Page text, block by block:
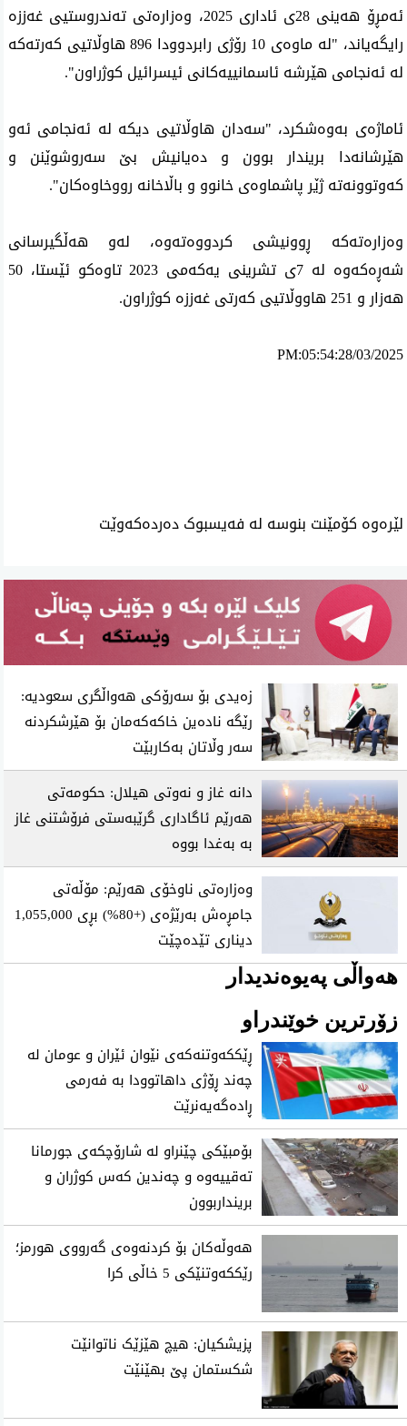
ئەمڕۆ هه‌ینی 28ی ئاداری 2025، وه‌زاره‌تی ته‌ندروستیی غه‌ززه‌
رایگه‌یاند، "لە ماوەی 10 رۆژی رابردوودا 896 هاوڵاتیی كه‌رته‌كه‌
له‌ ئه‌نجامی هێرشه‌ ئاسمانییه‌كانی ئیسرائیل كوژراون".
ئاماژه‌ی به‌وه‌شكرد، "سه‌دان هاوڵاتیی دیكه‌ له‌ ئه‌نجامی ئه‌و
هێرشانه‌دا بریندار بوون و ده‌یانیش بێ سەروشوێنن و
كه‌وتوونه‌ته‌ ژێر پاشماوه‌ی خانوو و باڵاخانه‌ رووخاوه‌كان".
وه‌زاره‌ته‌كه‌ ڕوونیشی كردووه‌ته‌وه‌، له‌و هه‌ڵگیرسانی
شه‌ڕه‌كه‌وە له‌ 7ی تشرینی یەکەمی 2023 تاوه‌كو ئێستا، 50
هه‌زار و 251 هاووڵاتیی كه‌رتی غه‌ززه‌ كوژراون.
PM:05:54:28/03/2025
لێرەوە کۆمێنت بنوسە لە فەیسبوک دەردەکەوێت
زەیدی بۆ سەرۆکی هەواڵگری سعودیە:
رێگە نادەین خاکەکەمان بۆ هێرشکردنە
سەر وڵاتان بەکاربێت
دانە غاز و نەوتی هیلال: حکومەتی
هەرێم ئاگاداری گرێبەستی فرۆشتنی غاز
بە بەغدا بووە
وەزارەتی ناوخۆی هەرێم: مۆڵەتی
جامڕەش بەرێژەی (+80%) بڕی 1,055,000
دیناری تێدەچێت
هەواڵی پەیوەندیدار
زۆرترین خوێندراو
ڕێککەوتنەکەی نێوان ئێران و عومان لە
چەند ڕۆژی داهاتوودا بە فەرمی
ڕادەگەیەنرێت
بۆمبێکی چێنراو لە شارۆچکەی جورمانا
تەقییەوە و چەندین کەس کوژران و
برینداربوون
هەوڵەکان بۆ کردنەوەی گەرووی هورمز؛
رێککەوتنێکی 5 خاڵی کرا
پزیشکیان: هیچ هێزێک ناتوانێت
شکستمان پێ بهێنێت